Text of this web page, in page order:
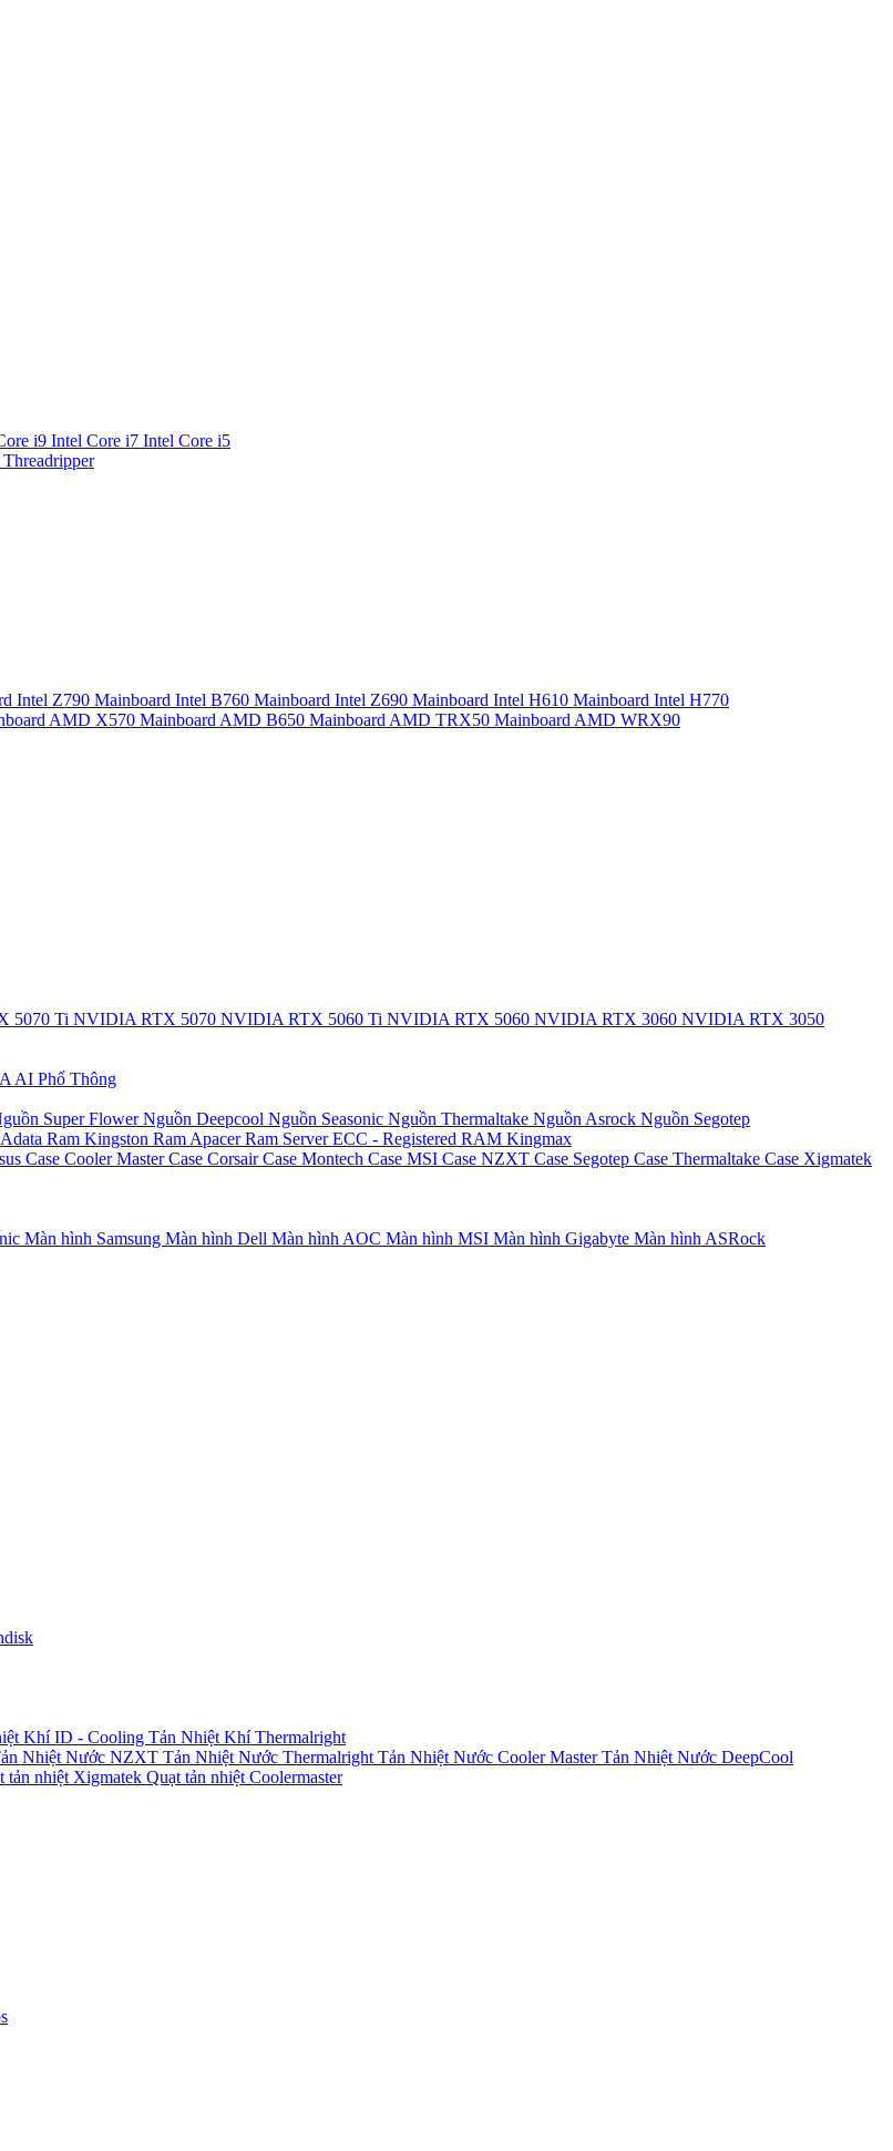
i9 Intel Core i7 Intel Core i5
Intel Z790 Mainboard Intel B760 Mainboard Intel Z690 Mainboard Intel H610 Mainboard Intel H770
AMD X570 Mainboard AMD B650 Mainboard AMD TRX50 Mainboard AMD WRX90
5070 Ti NVIDIA RTX 5070 NVIDIA RTX 5060 Ti NVIDIA RTX 5060 NVIDIA RTX 3060 NVIDIA RTX 3050
AI Phổ Thông
Super FlowerNguồn Deepcool Nguồn Seasonic Nguồn Thermaltake Nguồn Asrock Nguồn Segotep
Ram Kingston Ram ApacerRam Server ECC - Registered RAM Kingmax
Case Cooler MasterCase CorsairCase Montech Case MSI Case NZXT Case Segotep Case Thermaltake Case Xigmatek
Màn hình Samsung Màn hình Dell Màn hình AOC Màn hình MSI Màn hình Gigabyte Màn hình ASRock
Khí ID - Cooling Tản Nhiệt Khí Thermalright
Nhiệt Nước NZXT Tản Nhiệt Nước Thermalright Tản Nhiệt Nước Cooler MasterTản Nhiệt Nước DeepCool
tản nhiệt Xigmatek Quạt tản nhiệt Coolermaster